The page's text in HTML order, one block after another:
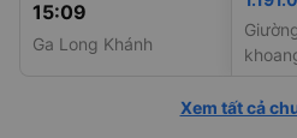
15:09
Ga Long Khánh
Xem tất cả